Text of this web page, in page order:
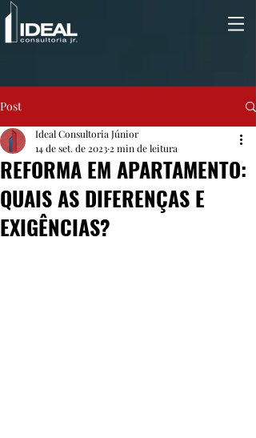
Post
REFORMA EM APARTAMENTO:
QUAIS AS DIFERENÇAS E
EXIGÊNCIAS?
Ideal Consultoria Júnior
14 de set. de 2023 2 min de leitura